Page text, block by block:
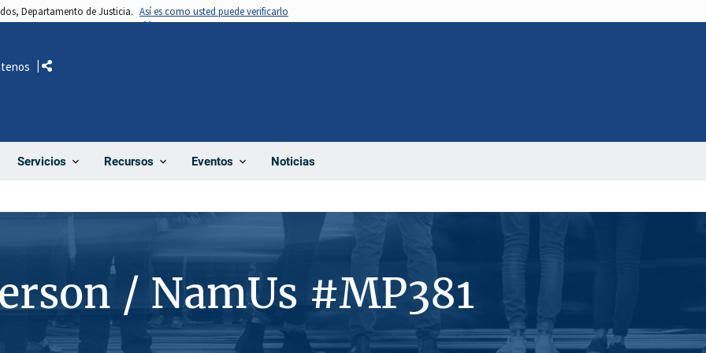
Departamento de Justicia. Así es como usted puede verificarlo
Servicios Recursos Eventos Noticias
Comparte
/ NamUs #MP381